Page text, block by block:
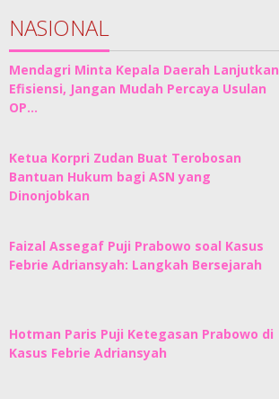
NASIONAL
Mendagri Minta Kepala Daerah Lanjutkan
Efisiensi, Jangan Mudah Percaya Usulan
OP…
Ketua Korpri Zudan Buat Terobosan
Bantuan Hukum bagi ASN yang
Dinonjobkan
Faizal Assegaf Puji Prabowo soal Kasus
Febrie Adriansyah: Langkah Bersejarah
Hotman Paris Puji Ketegasan Prabowo di
Kasus Febrie Adriansyah